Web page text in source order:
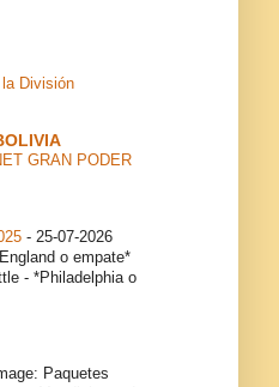
División
GRAN PODER
- 25-07-2026
o empate*
- *Philadelphia o
Paquetes